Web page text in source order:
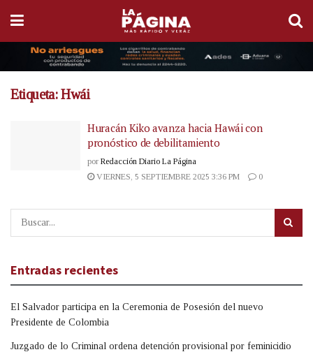
Etiqueta:Hwái
Huracán Kiko avanza hacia Hawái con
pronóstico de debilitamiento
por Redacción Diario La Página
VIERNES, 5 SEPTIEMBRE 2025 3:36 PM
0
Entradas recientes
El Salvador participa en la Ceremonia de Posesión del nuevo
Presidente de Colombia
Juzgado de lo Criminal ordena detención provisional por feminicidio